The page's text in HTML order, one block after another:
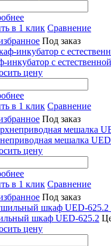
в 1 клик Сравнение
Под заказ
инкубатор с
цену
в 1 клик Сравнение
Под заказ
мешалка
цену
в 1 клик Сравнение
Под заказ
шкаф UED-625.2
цену